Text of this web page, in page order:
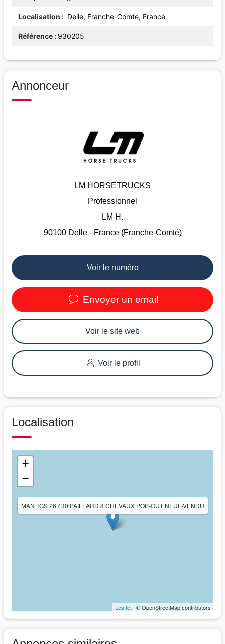
Localisation Delle, Franche-Comté, France
Référence 930205
Annonceur
LM HORSETRUCKS
Professionnel
LM H.
90100 Delle - France (Franche-Comté)
Voir le numéro
Envoyer un email
Voir le site web
Voir le profil
Localisation
MAN TGS 26.430 PAILLARD 8 CHEVAUX POP-OUT NEUF-VENDU
+
−
Leaflet | © OpenStreetMap contributors